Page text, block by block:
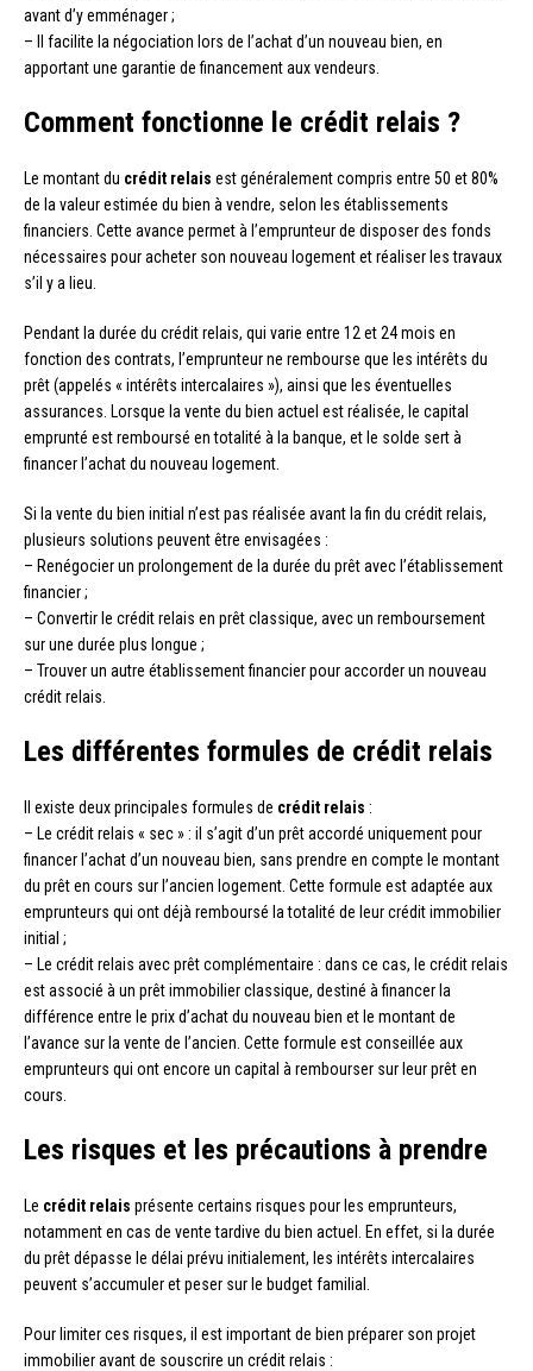
avant d’y emménager ;
– Il facilite la négociation lors de l’achat d’un nouveau bien, en
apportant une garantie de financement aux vendeurs.
Comment fonctionne le crédit relais ?
Le montant du crédit relais est généralement compris entre 50 et 80%
de la valeur estimée du bien à vendre, selon les établissements
financiers. Cette avance permet à l’emprunteur de disposer des fonds
nécessaires pour acheter son nouveau logement et réaliser les travaux
s’il y a lieu.
Pendant la durée du crédit relais, qui varie entre 12 et 24 mois en
fonction des contrats, l’emprunteur ne rembourse que les intérêts du
prêt (appelés « intérêts intercalaires »), ainsi que les éventuelles
assurances. Lorsque la vente du bien actuel est réalisée, le capital
emprunté est remboursé en totalité à la banque, et le solde sert à
financer l’achat du nouveau logement.
Si la vente du bien initial n’est pas réalisée avant la fin du crédit relais,
plusieurs solutions peuvent être envisagées :
– Renégocier un prolongement de la durée du prêt avec l’établissement
financier ;
– Convertir le crédit relais en prêt classique, avec un remboursement
sur une durée plus longue ;
– Trouver un autre établissement financier pour accorder un nouveau
crédit relais.
Les différentes formules de crédit relais
Il existe deux principales formules de crédit relais :
– Le crédit relais « sec » : il s’agit d’un prêt accordé uniquement pour
financer l’achat d’un nouveau bien, sans prendre en compte le montant
du prêt en cours sur l’ancien logement. Cette formule est adaptée aux
emprunteurs qui ont déjà remboursé la totalité de leur crédit immobilier
initial ;
– Le crédit relais avec prêt complémentaire : dans ce cas, le crédit relais
est associé à un prêt immobilier classique, destiné à financer la
différence entre le prix d’achat du nouveau bien et le montant de
l’avance sur la vente de l’ancien. Cette formule est conseillée aux
emprunteurs qui ont encore un capital à rembourser sur leur prêt en
cours.
Les risques et les précautions à prendre
Le crédit relais présente certains risques pour les emprunteurs,
notamment en cas de vente tardive du bien actuel. En effet, si la durée
du prêt dépasse le délai prévu initialement, les intérêts intercalaires
peuvent s’accumuler et peser sur le budget familial.
Pour limiter ces risques, il est important de bien préparer son projet
immobilier avant de souscrire un crédit relais :